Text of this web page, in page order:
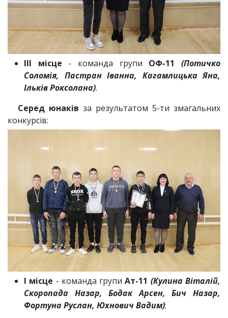
ІІІ місце - команда групи ОФ-11
(Потичко
Соломія, Пастран Іванна, Кагамлицька Яна,
Ільків Роксолана).
Серед юнаків за результатом 5-ти змагальних
конкурсів:
І місце - команда групиАт-11 (Кулина Віталій,
Скоропада Назар, Бодак Арсен, Бич Назар,
Фортуна Руслан, Юхнович Вадим);